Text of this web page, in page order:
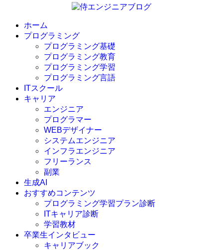
ホーム
プログラミング
プログラミング基礎
プログラミング教育
プログラミング学習
プログラミング言語
C言語
C#
VBA
Go言語
Kotlin
Java
JavaScript
Swift
Ruby
その他言語
ITスクール
キャリア
エンジニア
プログラマー
WEBデザイナー
システムエンジニア
インフラエンジニア
フリーランス
副業
生成AI
おすすめコンテンツ
プログラミング学習プラン診断
ITキャリア診断
学習教材
卒業生インタビュー
キャリアブック